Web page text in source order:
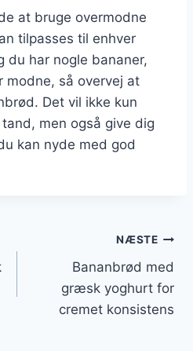
at bruge overmodne
tilpasses til enhver
du har nogle bananer,
modne, så overvej at
Det vil ikke kun
men også give dig
kan nyde med god
NÆSTE
Bananbrød med
græsk yoghurt for
cremet konsistens